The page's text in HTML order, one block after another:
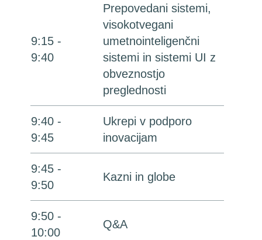
9:15 -
9:40
Prepovedani sistemi,
visokotvegani
umetnointeligenčni
sistemi in sistemi UI z
obveznostjo
preglednosti
9:40 -
9:45
Ukrepi v podporo
inovacijam
9:45 -
9:50
Kazni in globe
9:50 -
10:00
Q&A